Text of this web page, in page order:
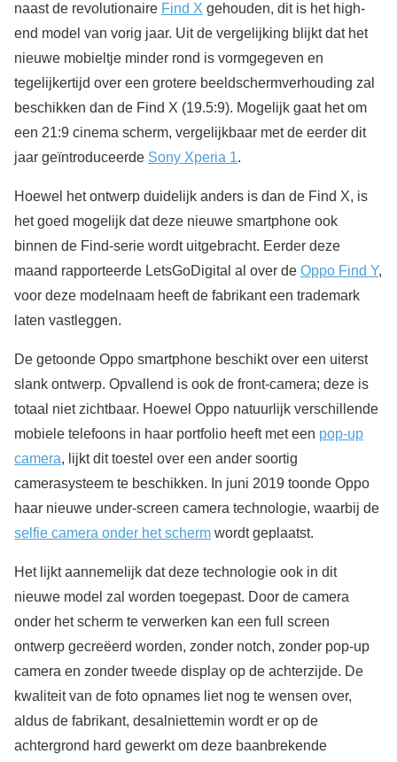
naast de revolutionaire Find X gehouden, dit is het high-
end model van vorig jaar. Uit de vergelijking blijkt dat het
nieuwe mobieltje minder rond is vormgegeven en
tegelijkertijd over een grotere beeldschermverhouding zal
beschikken dan de Find X (19.5:9). Mogelijk gaat het om
een 21:9 cinema scherm, vergelijkbaar met de eerder dit
jaar geïntroduceerde Sony Xperia 1.
Hoewel het ontwerp duidelijk anders is dan de Find X, is
het goed mogelijk dat deze nieuwe smartphone ook
binnen de Find-serie wordt uitgebracht. Eerder deze
maand rapporteerde LetsGoDigital al over de Oppo Find Y,
voor deze modelnaam heeft de fabrikant een trademark
laten vastleggen.
De getoonde Oppo smartphone beschikt over een uiterst
slank ontwerp. Opvallend is ook de front-camera; deze is
totaal niet zichtbaar. Hoewel Oppo natuurlijk verschillende
mobiele telefoons in haar portfolio heeft met een pop-up
camera, lijkt dit toestel over een ander soortig
camerasysteem te beschikken. In juni 2019 toonde Oppo
haar nieuwe under-screen camera technologie, waarbij de
selfie camera onder het scherm wordt geplaatst.
Het lijkt aannemelijk dat deze technologie ook in dit
nieuwe model zal worden toegepast. Door de camera
onder het scherm te verwerken kan een full screen
ontwerp gecreëerd worden, zonder notch, zonder pop-up
camera en zonder tweede display op de achterzijde. De
kwaliteit van de foto opnames liet nog te wensen over,
aldus de fabrikant, desalniettemin wordt er op de
achtergrond hard gewerkt om deze baanbrekende